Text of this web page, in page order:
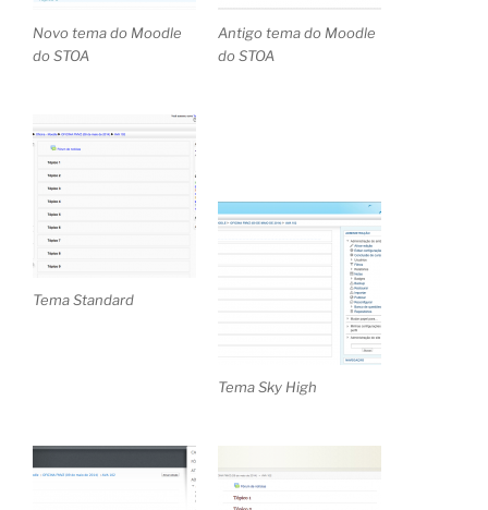
Novo tema do Moodle
do STOA
Antigo tema do Moodle
do STOA
Tema Standard
Tema Sky High